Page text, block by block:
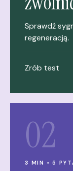
Sprawdź
regeneracją.
Zrób test
02
3 MIN • 5